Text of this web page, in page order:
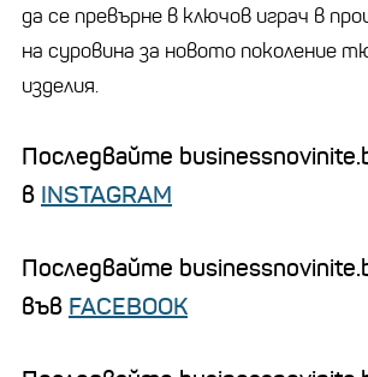
да се превърне в ключов играч в
на суровина за новото поколение
изделия.
Последвайте
в INSTAGRAM
Последвайте
във FACEBOOK